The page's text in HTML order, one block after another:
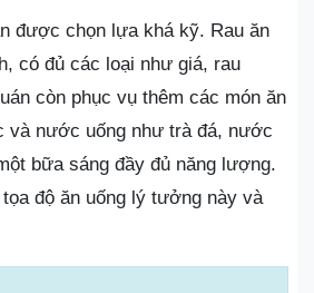
được chọn lựa khá kỹ. Rau ăn
có đủ các loại như giá, rau
còn phục vụ thêm các món ăn
và nước uống như trà đá, nước
bữa sáng đầy đủ năng lượng.
độ ăn uống lý tưởng này và